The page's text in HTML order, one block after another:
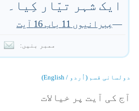
ایک شہر تیّار کِیا۔
—عِبرانیوں 11 باب 16 آیت
ممبر بنیں:
دولسانی قسم (اُردو / English)
آج کی آیت پر خیالات